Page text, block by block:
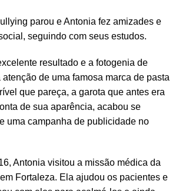
parou e Antonia fez amizades e
seguindo com seus estudos.
resultado e a fotogenia de
de uma famosa marca de pasta
que pareça, a garota que antes era
de sua aparência, acabou se
uma campanha de publicidade no
Antonia visitou a missão médica da
Fortaleza. Ela ajudou os pacientes e